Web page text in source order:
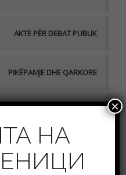
AKTE PËR DEBAT PUBLIK
PIKËPAMJE DHE QARKORE
НА
×